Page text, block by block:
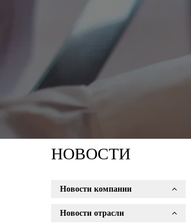
НОВОСТИ
Новости компании
Новости отрасли